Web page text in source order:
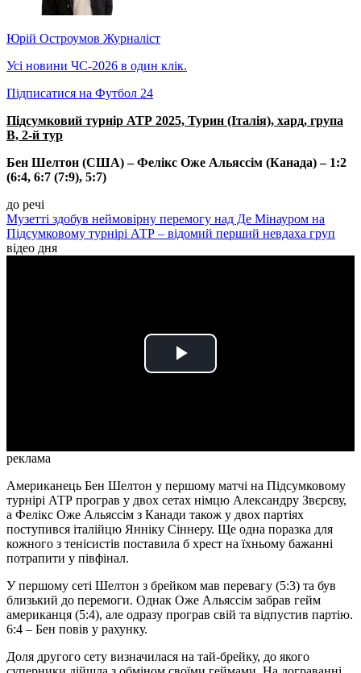
Юрій Остроумов Журналіст
Усі новини ЧС-2026 в один клік.
Підписатися на Футбол 24
Підсумковий турнір АТР 2025, Турин (Італія), хард, група
В, 2-й тур
Бен Шелтон (США) – Фелікс Оже Альяссім (Канада) – 1:2
(6:4, 6:7 (7:9), 5:7)
до речі
Музетті здобув неймовірну перемогу над Де Мінауром на
Підсумковому турнірі АТР – відомий перший невдаха груп
відео дня
Play
реклама
Американець Бен Шелтон у першому матчі на Підсумковому
турнірі АТР програв у двох сетах німцю Александру Звєрєву,
а Фелікс Оже Альяссім з Канади також у двох партіях
поступився італійцю Янніку Сіннеру. Ще одна поразка для
кожного з тенісистів поставила б хрест на їхньому бажанні
потрапити у півфінал.
У першому сеті Шелтон з брейком мав перевагу (5:3) та був
близький до перемоги. Однак Оже Альяссім забрав гейм
американця (5:4), але одразу програв свій та відпустив партію.
6:4 – Бен повів у рахунку.
Доля другого сету визначилася на тай-брейку, до якого